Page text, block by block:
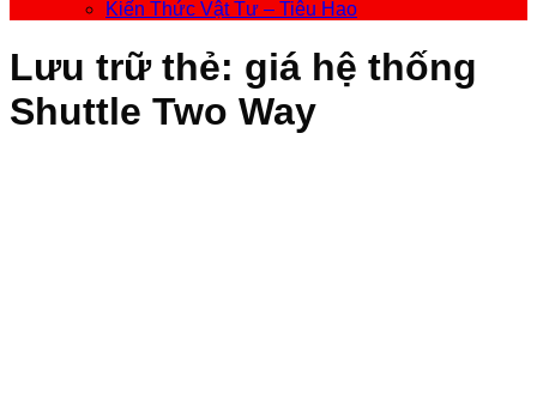
Kiến Thức Vật Tư – Tiêu Hao
Lưu trữ thẻ: giá hệ thống
Shuttle Two Way